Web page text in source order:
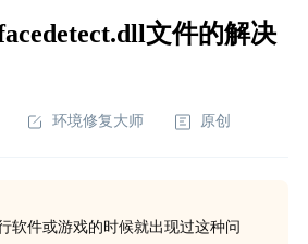
文件的解决
环境修复大师 原创
软件或游戏的时候就出现过这种问